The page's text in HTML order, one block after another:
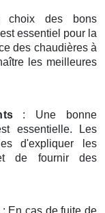
des bons
essentiel pour la
des chaudières à
les meilleures
: Une bonne
essentielle. Les
d'expliquer les
de fournir des